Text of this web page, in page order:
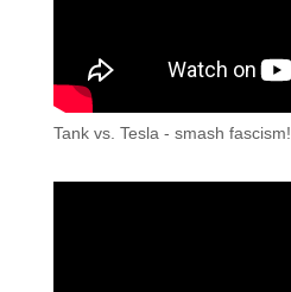
Tank vs. Tesla - smash fascism!